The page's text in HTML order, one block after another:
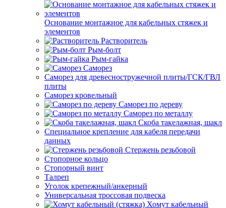
Основание монтажное для кабельных стяжек и
элементов
Растворитель
Рым-болт
Рым-гайка
Саморез
Саморез для древесностружечной плиты/ГСК/ГВЛ
плиты
Саморез кровельный
Саморез по дереву
Саморез по металлу
Скоба такелажная, шакл
Специальное крепление для кабеля передачи
данных
Стержень резьбовой
Стопорное кольцо
Стопорный винт
Талреп
Уголок крепежный/анкерный
Универсальная троссовая подвеска
Хомут кабельный